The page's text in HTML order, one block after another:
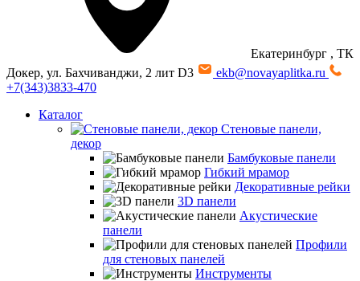
Екатеринбург , ТК
Докер, ул. Бахчиванджи, 2 лит D3
ekb@novayaplitka.ru
+7(343)3833-470
Каталог
Стеновые панели,
декор
Бамбуковые панели
Гибкий мрамор
Декоративные рейки
3D панели
Акустические
панели
Профили
для стеновых панелей
Инструменты